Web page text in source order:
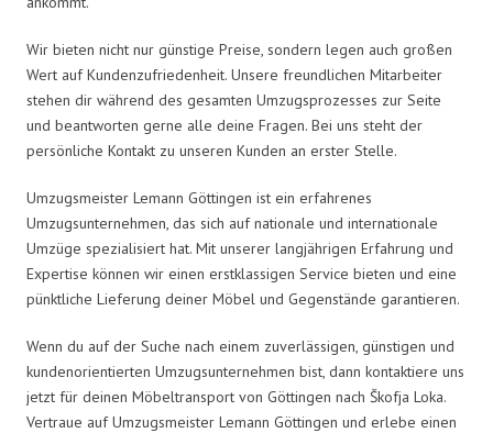
Wir bieten nicht nur günstige Preise, sondern legen auch großen
Wert auf Kundenzufriedenheit. Unsere freundlichen Mitarbeiter
stehen dir während des gesamten Umzugsprozesses zur Seite
und beantworten gerne alle deine Fragen. Bei uns steht der
persönliche Kontakt zu unseren Kunden an erster Stelle.
Umzugsmeister Lemann Göttingen ist ein erfahrenes
Umzugsunternehmen, das sich auf nationale und internationale
Umzüge spezialisiert hat. Mit unserer langjährigen Erfahrung und
Expertise können wir einen erstklassigen Service bieten und eine
pünktliche Lieferung deiner Möbel und Gegenstände garantieren.
Wenn du auf der Suche nach einem zuverlässigen, günstigen und
kundenorientierten Umzugsunternehmen bist, dann kontaktiere uns
jetzt für deinen Möbeltransport von Göttingen nach Škofja Loka.
Vertraue auf Umzugsmeister Lemann Göttingen und erlebe einen